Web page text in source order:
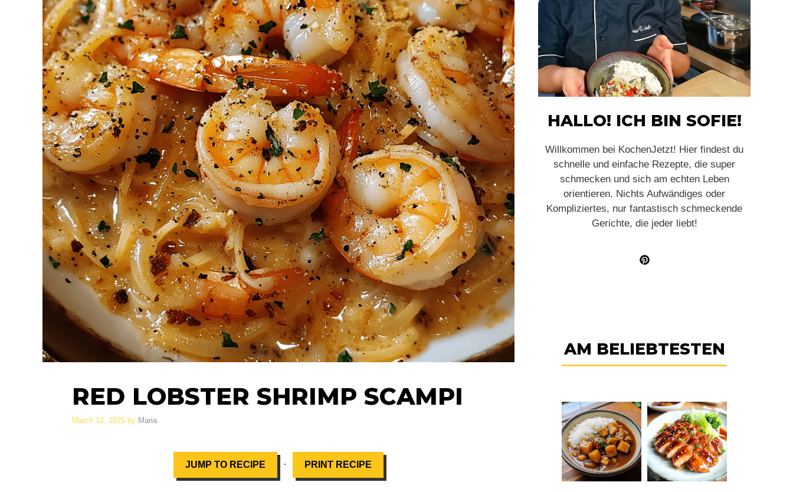
RED LOBSTER SHRIMP SCAMPI
March 12, 2025 by Maria
JUMP TO RECIPE · PRINT RECIPE
HALLO! ICH BIN SOFIE!
Willkommen bei KochenJetzt! Hier findest du
schnelle und einfache Rezepte, die super
schmecken und sich am echten Leben
orientieren. Nichts Aufwändiges oder
Kompliziertes, nur fantastisch schmeckende
Gerichte, die jeder liebt!
AM BELIEBTESTEN